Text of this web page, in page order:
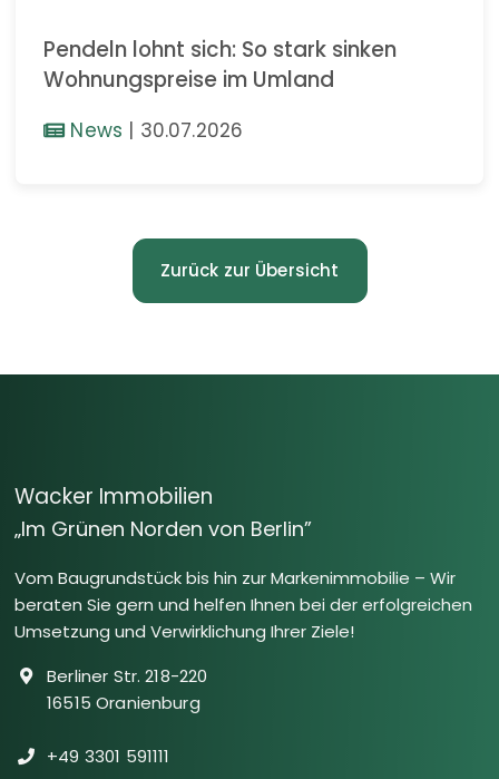
Pendeln lohnt sich: So stark sinken
Wohnungspreise im Umland
News | 30.07.2026
Zurück zur Übersicht
Wacker Immobilien
„Im Grünen Norden von Berlin”
Vom Baugrundstück bis hin zur Markenimmobilie – Wir
beraten Sie gern und helfen Ihnen bei der erfolgreichen
Umsetzung und Verwirklichung Ihrer Ziele!
Berliner Str. 218-220
16515 Oranienburg
+49 3301 591111